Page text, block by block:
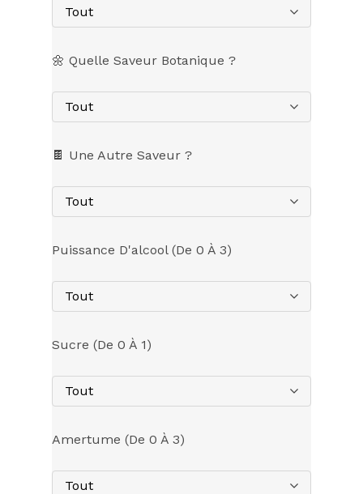
Tout
🌼 Quelle Saveur Botanique ?
Tout
🍫 Une Autre Saveur ?
Tout
Puissance D'alcool (de 0 À 3)
Tout
Sucre (de 0 À 1)
Tout
Amertume (de 0 À 3)
Tout